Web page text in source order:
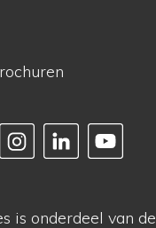
is onderdeel van de